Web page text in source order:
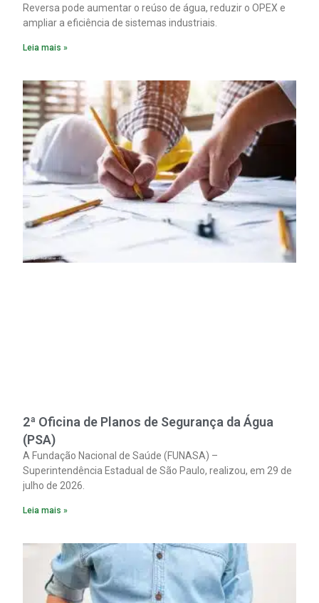
Reversa pode aumentar o reúso de água, reduzir o OPEX e
ampliar a eficiência de sistemas industriais.
Leia mais »
2ª Oficina de Planos de Segurança da Água
(PSA)
A Fundação Nacional de Saúde (FUNASA) –
Superintendência Estadual de São Paulo, realizou, em 29 de
julho de 2026.
Leia mais »